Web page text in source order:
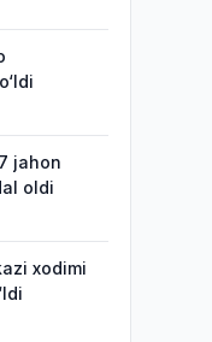
jahon
oldi
xodimi